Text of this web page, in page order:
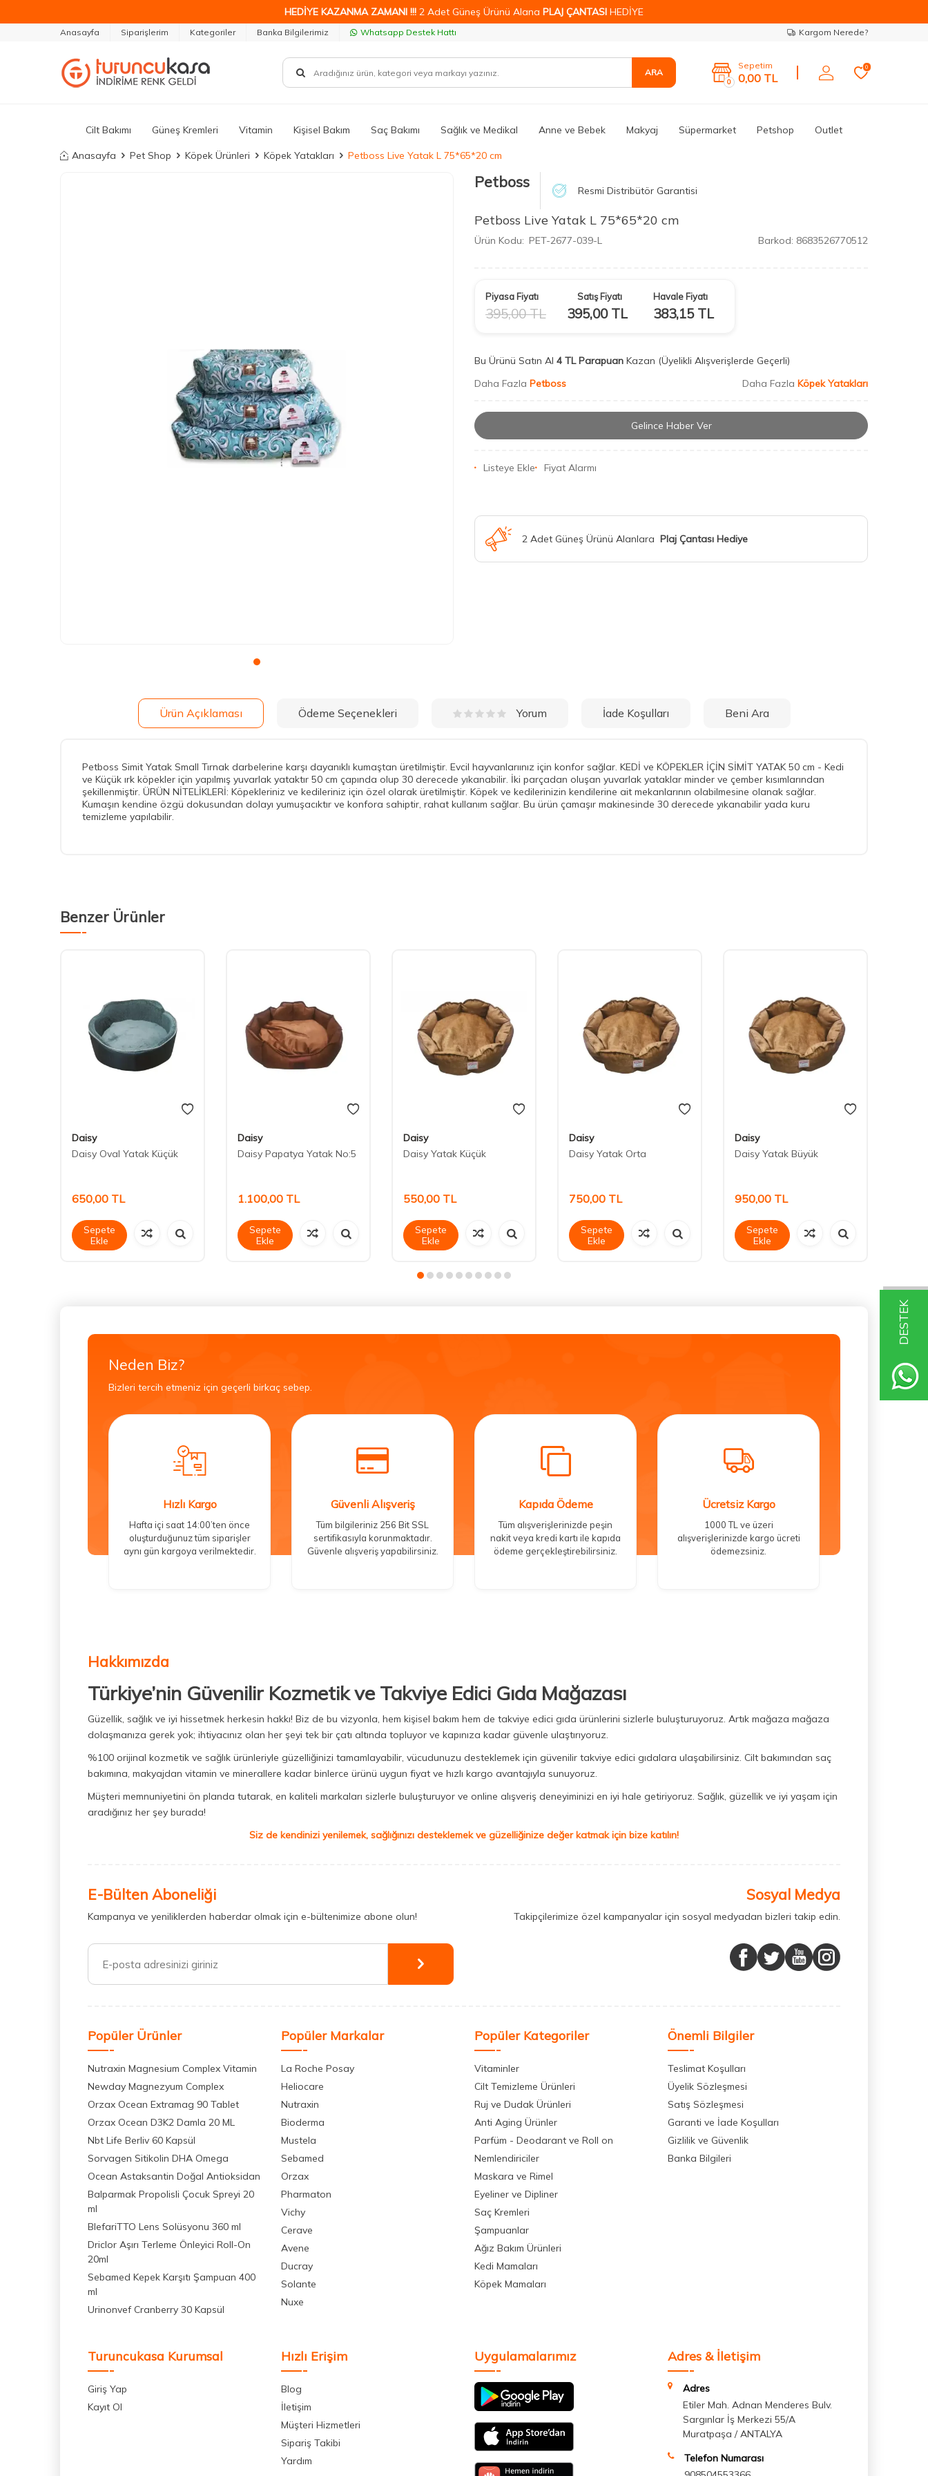
DESTEK
HEDİYE KAZANMA ZAMANI !!! 2 Adet Güneş Ürünü Alana PLAJ ÇANTASI HEDİYE
Anasayfa Siparişlerim Kategoriler Banka Bilgilerimiz Whatsapp Destek Hattı Kargom Nerede?
ARA
0
Sepetim
0,00 TL
0
Cilt Bakımı Güneş Kremleri Vitamin Kişisel Bakım Saç Bakımı Sağlık ve Medikal Anne ve Bebek Makyaj Süpermarket Petshop Outlet
Anasayfa Pet Shop Köpek Ürünleri Köpek Yatakları Petboss Live Yatak L 75*65*20 cm
Petboss Resmi Distribütör Garantisi
Petboss Live Yatak L 75*65*20 cm
Ürün Kodu: PET-2677-039-L Barkod: 8683526770512
Piyasa Fiyatı
395,00TL
Satış Fiyatı
395,00TL
Havale Fiyatı
383,15TL
Bu Ürünü Satın Al 4 TL Parapuan Kazan (Üyelikli Alışverişlerde Geçerli)
Daha Fazla Petboss Daha Fazla Köpek Yatakları
Gelince Haber Ver
Listeye Ekle Fiyat Alarmı
2 Adet Güneş Ürünü Alanlara Plaj Çantası Hediye
Ürün Açıklaması Ödeme Seçenekleri Yorum İade Koşulları Beni Ara
Petboss Simit Yatak Small Tırnak darbelerine karşı dayanıklı kumaştan üretilmiştir. Evcil hayvanlarıınız için konfor sağlar. KEDİ ve KÖPEKLER İÇİN SİMİT YATAK 50 cm - Kedi
ve Küçük ırk köpekler için yapılmış yuvarlak yataktır 50 cm çapında olup 30 derecede yıkanabilir. İki parçadan oluşan yuvarlak yataklar minder ve çember kısımlarından
şekillenmiştir. ÜRÜN NİTELİKLERİ: Köpekleriniz ve kedileriniz için özel olarak üretilmiştir. Köpek ve kedilerinizin kendilerine ait mekanlarının olabilmesine olanak sağlar.
Kumaşın kendine özgü dokusundan dolayı yumuşacıktır ve konfora sahiptir, rahat kullanım sağlar. Bu ürün çamaşır makinesinde 30 derecede yıkanabilir yada kuru
temizleme yapılabilir.
Benzer Ürünler
Daisy
Daisy Oval Yatak Küçük
650,00 TL
Sepete
Ekle
Daisy
Daisy Papatya Yatak No:5
1.100,00 TL
Sepete
Ekle
Daisy
Daisy Yatak Küçük
550,00 TL
Sepete
Ekle
Daisy
Daisy Yatak Orta
750,00 TL
Sepete
Ekle
Daisy
Daisy Yatak Büyük
950,00 TL
Sepete
Ekle
Neden Biz?
Bizleri tercih etmeniz için geçerli birkaç sebep.
Hızlı Kargo
Hafta içi saat 14:00’ten önce
oluşturduğunuz tüm siparişler
aynı gün kargoya verilmektedir.
Güvenli Alışveriş
Tüm bilgileriniz 256 Bit SSL
sertifikasıyla korunmaktadır.
Güvenle alışveriş yapabilirsiniz.
Kapıda Ödeme
Tüm alışverişlerinizde peşin
nakit veya kredi kartı ile kapıda
ödeme gerçekleştirebilirsiniz.
Ücretsiz Kargo
1000 TL ve üzeri
alışverişlerinizde kargo ücreti
ödemezsiniz.
Hakkımızda
Türkiye’nin Güvenilir Kozmetik ve Takviye Edici Gıda Mağazası
Güzellik, sağlık ve iyi hissetmek herkesin hakkı! Biz de bu vizyonla, hem kişisel bakım hem de takviye edici gıda ürünlerini sizlerle buluşturuyoruz. Artık mağaza mağaza
dolaşmanıza gerek yok; ihtiyacınız olan her şeyi tek bir çatı altında topluyor ve kapınıza kadar güvenle ulaştırıyoruz.
%100 orijinal kozmetik ve sağlık ürünleriyle güzelliğinizi tamamlayabilir, vücudunuzu desteklemek için güvenilir takviye edici gıdalara ulaşabilirsiniz. Cilt bakımından saç
bakımına, makyajdan vitamin ve minerallere kadar binlerce ürünü uygun fiyat ve hızlı kargo avantajıyla sunuyoruz.
Müşteri memnuniyetini ön planda tutarak, en kaliteli markaları sizlerle buluşturuyor ve online alışveriş deneyiminizi en iyi hale getiriyoruz. Sağlık, güzellik ve iyi yaşam için
aradığınız her şey burada!
Siz de kendinizi yenilemek, sağlığınızı desteklemek ve güzelliğinize değer katmak için bize katılın!
E-Bülten Aboneliği
Kampanya ve yeniliklerden haberdar olmak için e-bültenimize abone olun!
Sosyal Medya
Takipçilerimize özel kampanyalar için sosyal medyadan bizleri takip edin.
Popüler Ürünler
Nutraxin Magnesium Complex Vitamin
Newday Magnezyum Complex
Orzax Ocean Extramag 90 Tablet
Orzax Ocean D3K2 Damla 20 ML
Nbt Life Berliv 60 Kapsül
Sorvagen Sitikolin DHA Omega
Ocean Astaksantin Doğal Antioksidan
Balparmak Propolisli Çocuk Spreyi 20
ml
BlefariTTO Lens Solüsyonu 360 ml
Driclor Aşırı Terleme Önleyici Roll-On
20ml
Sebamed Kepek Karşıtı Şampuan 400
ml
Urinonvef Cranberry 30 Kapsül
Popüler Markalar
La Roche Posay
Heliocare
Nutraxin
Bioderma
Mustela
Sebamed
Orzax
Pharmaton
Vichy
Cerave
Avene
Ducray
Solante
Nuxe
Popüler Kategoriler
Vitaminler
Cilt Temizleme Ürünleri
Ruj ve Dudak Ürünleri
Anti Aging Ürünler
Parfüm - Deodarant ve Roll on
Nemlendiriciler
Maskara ve Rimel
Eyeliner ve Dipliner
Saç Kremleri
Şampuanlar
Ağız Bakım Ürünleri
Kedi Mamaları
Köpek Mamaları
Önemli Bilgiler
Teslimat Koşulları
Üyelik Sözleşmesi
Satış Sözleşmesi
Garanti ve İade Koşulları
Gizlilik ve Güvenlik
Banka Bilgileri
Turuncukasa Kurumsal
Giriş Yap
Kayıt Ol
Hızlı Erişim
Blog
İletişim
Müşteri Hizmetleri
Sipariş Takibi
Yardım
Uygulamalarımız Adres & İletişim
Adres
Etiler Mah. Adnan Menderes Bulv.
Sargınlar İş Merkezi 55/A
Muratpaşa / ANTALYA
Telefon Numarası